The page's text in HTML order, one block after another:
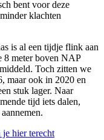
bent voor deze
klachten
is al een tijdje flink aan
8 meter boven NAP
Toch zitten we
maar ook in 2020 en
stuk lager. Naar
tijd iets dalen,
hier terecht